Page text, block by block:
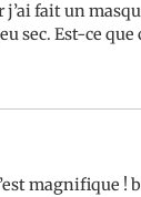
fait un
sec. Est-ce
magnifique !